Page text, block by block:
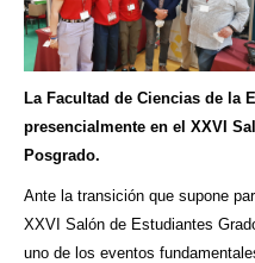
La Facultad de Ciencias de la
presencialmente en el XXVI
Posgrado​.
Ante la transición que supone
XXVI Salón de Estudiantes
uno de los eventos